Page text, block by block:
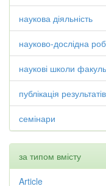
наукова діяльність
науково-дослідна
наукові школи
публікація
семінари
за типом вмісту
Article